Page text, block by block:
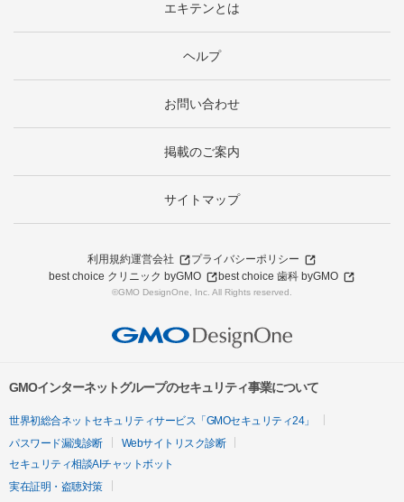
エキテンとは
ヘルプ
お問い合わせ
掲載のご案内
サイトマップ
利用規約運営会社
プライバシーポリシー
best choice クリニック byGMO
best choice 歯科 byGMO
©GMO DesignOne, Inc. All Rights reserved.
GMOインターネットグループのセキュリティ事業について
世界初総合ネットセキュリティサービス「GMOセキュリティ24」
パスワード漏洩診断
Webサイトリスク診断
セキュリティ相談AIチャットボット
実在証明・盗聴対策